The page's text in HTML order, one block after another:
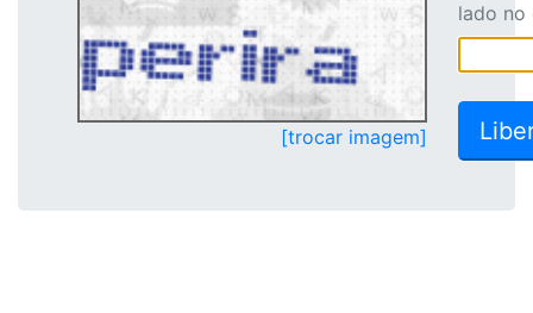
[trocar imagem]
lado no